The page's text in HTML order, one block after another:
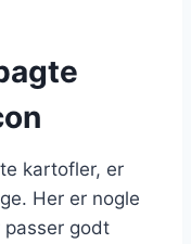
kartofler, er
Her er nogle
godt